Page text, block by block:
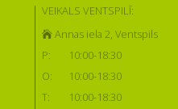
VEIKALS VENTSPILĪ:
Annas iela 2, Ventspils
P:
10:00-18:30
O:
10:00-18:30
T:
10:00-18:30